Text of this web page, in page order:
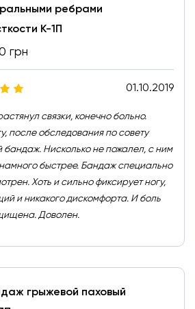
ребрами
К-1П
грн
01.10.2019
связки, конечно больно.
после обследования по совету
бандаж. Нисколько не пожалел, с ним
быстрее. Бандаж специально
Хоть и сильно фиксирует ногу,
и никакого дискомфорта. И боль
Доволен.
грыжевой паховый